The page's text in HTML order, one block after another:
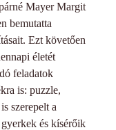
Mayer Margit
bemutatta
Ezt követően
életét
feladatok
is: puzzle,
szerepelt a
és kísérőik